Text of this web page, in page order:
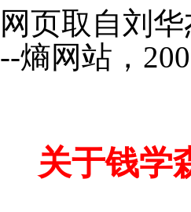
页取自刘
熵网站，
关于钱学